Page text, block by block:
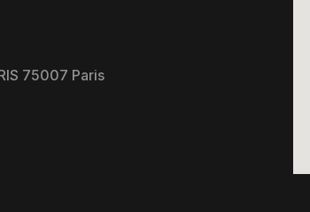
75007 Paris